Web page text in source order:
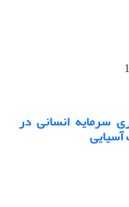
سرمایه انسانی در